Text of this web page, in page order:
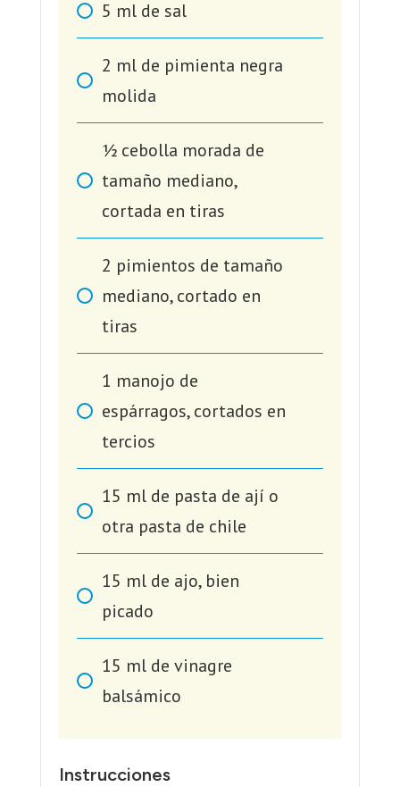
5 ml de sal
2 ml de pimienta negra
molida
1⁄2 cebolla morada de
tamaño mediano,
cortada en tiras
2 pimientos de tamaño
mediano, cortado en
tiras
1 manojo de
espárragos, cortados en
tercios
15 ml de pasta de ají o
otra pasta de chile
15 ml de ajo, bien
picado
15 ml de vinagre
balsámico
Instrucciones